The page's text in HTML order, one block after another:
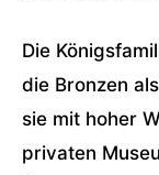
Die
die Bronzen
sie mit hoher
privaten